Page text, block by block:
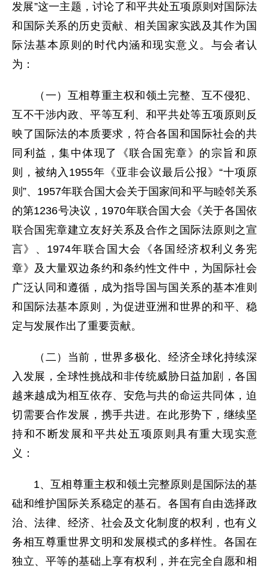
发展”这一主题，讨论了和平共处五项原则对国际法
和国际关系的历史贡献、相关国家实践及其作为国
际法基本原则的时代内涵和现实意义。与会者认
为：
（一）互相尊重主权和领土完整、互不侵犯、
互不干涉内政、平等互利、和平共处等五项原则反
映了国际法的本质要求，符合各国和国际社会的共
同利益，集中体现了《联合国宪章》的宗旨和原
则，被纳入1955年《亚非会议最后公报》“十项原
则”、1957年联合国大会关于国家间和平与睦邻关系
的第1236号决议，1970年联合国大会《关于各国依
联合国宪章建立友好关系及合作之国际法原则之宣
言》、1974年联合国大会《各国经济权利义务宪
章》及大量双边条约和条约性文件中，为国际社会
广泛认同和遵循，成为指导国与国关系的基本准则
和国际法基本原则，为促进亚洲和世界的和平、稳
定与发展作出了重要贡献。
（二）当前，世界多极化、经济全球化持续深
入发展，全球性挑战和非传统威胁日益加剧，各国
越来越成为相互依存、安危与共的命运共同体，迫
切需要合作发展，携手共进。在此形势下，继续坚
持和不断发展和平共处五项原则具有重大现实意
义：
1、互相尊重主权和领土完整原则是国际法的基
础和维护国际关系稳定的基石。各国有自由选择政
治、法律、经济、社会及文化制度的权利，也有义
务相互尊重世界文明和发展模式的多样性。各国在
独立、平等的基础上享有权利，并在完全自愿和相